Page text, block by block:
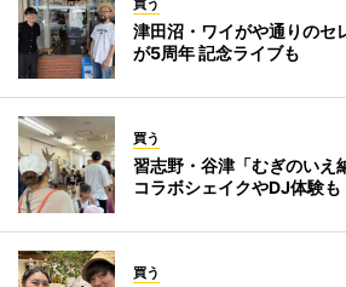
買う
津田沼・ワイがや通りのセ
が5周年 記念ライブも
買う
習志野・谷津「むぎのいえ
コラボシェイクやDJ体験も
買う